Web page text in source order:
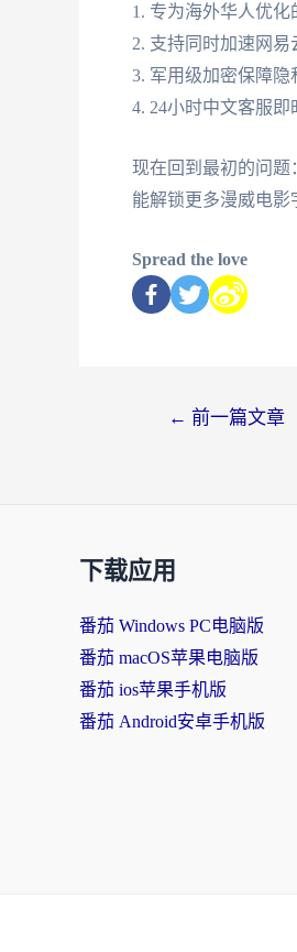
1. 专为海外华人优化
2. 支持同时加速网易
3. 军用级加密保障隐
4. 24小时中文客服即
现在回到最初的问题
能解锁更多漫威电影
Spread the love
← 前一篇文章
下载应用
番茄 Windows PC电脑版
番茄 macOS苹果电脑版
番茄 ios苹果手机版
番茄 Android安卓手机版